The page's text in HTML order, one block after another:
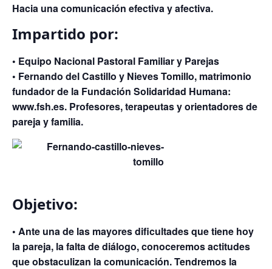
Hacia una comunicación efectiva y afectiva.
Impartido por:
• Equipo Nacional Pastoral Familiar y Parejas
• Fernando del Castillo y Nieves Tomillo, matrimonio
fundador de la Fundación Solidaridad Humana:
www.fsh.es. Profesores, terapeutas y orientadores de
pareja y familia.
Objetivo:
• Ante una de las mayores dificultades que tiene hoy
la pareja, la falta de diálogo, conoceremos actitudes
que obstaculizan la comunicación. Tendremos la